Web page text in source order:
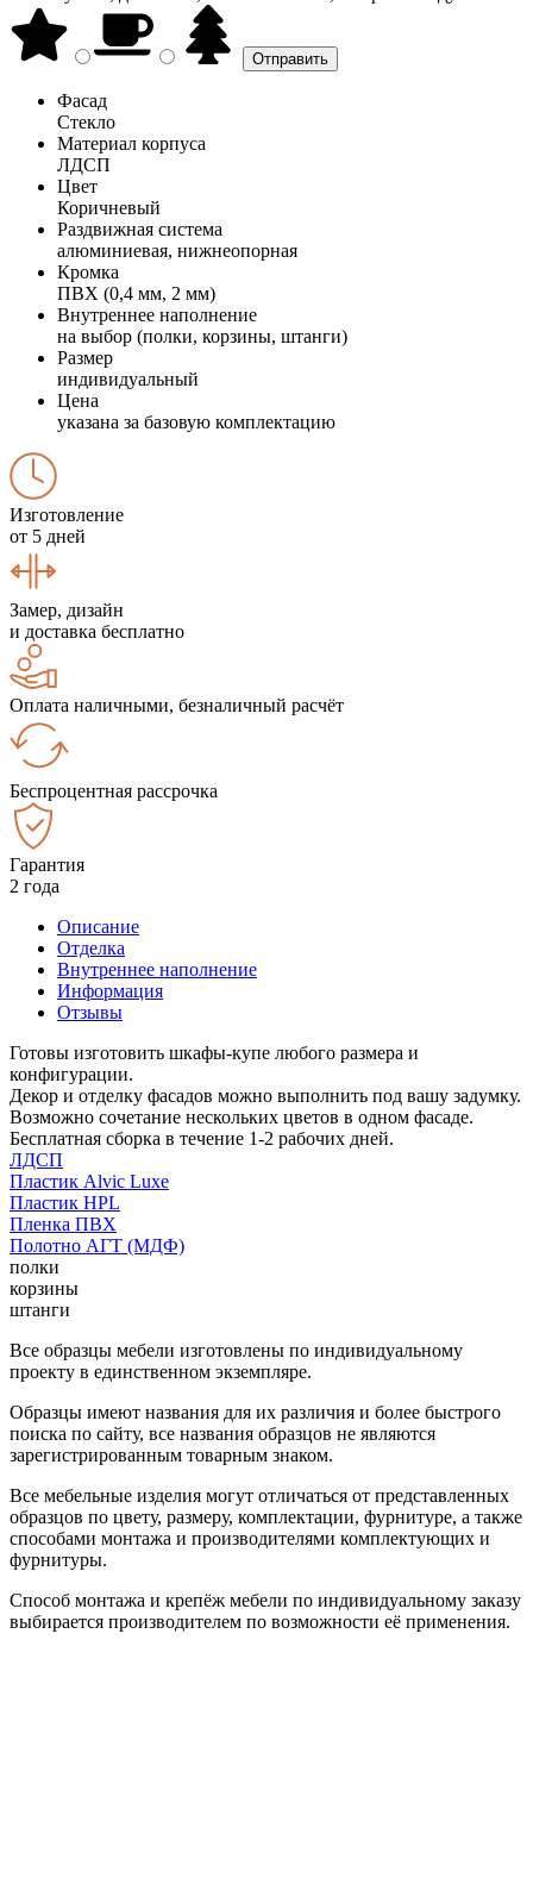
Фасад
Стекло
Материал корпуса
ЛДСП
Цвет
Коричневый
Раздвижная система
алюминиевая, нижнеопорная
Кромка
ПВХ (0,4 мм, 2 мм)
Внутреннее наполнение
на выбор (полки, корзины, штанги)
Размер
индивидуальный
Цена
указана за базовую комплектацию
Изготовление
от 5 дней
Замер, дизайн
и доставка бесплатно
Оплата наличными, безналичный расчёт
Беспроцентная рассрочка
Гарантия
2 года
Описание
Отделка
Внутреннее наполнение
Информация
Отзывы
Готовы изготовить шкафы-купе любого размера и
конфигурации.
Декор и отделку фасадов можно выполнить под вашу задумку.
Возможно сочетание нескольких цветов в одном фасаде.
Бесплатная сборка в течение 1-2 рабочих дней.
ЛДСП
Пластик Alvic Luxe
Пластик HPL
Пленка ПВХ
Полотно АГТ (МДФ)
полки
корзины
штанги
Все образцы мебели изготовлены по индивидуальному
проекту в единственном экземпляре.
Образцы имеют названия для их различия и более быстрого
поиска по сайту, все названия образцов не являются
зарегистрированным товарным знаком.
Все мебельные изделия могут отличаться от представленных
образцов по цвету, размеру, комплектации, фурнитуре, а также
способами монтажа и производителями комплектующих и
фурнитуры.
Способ монтажа и крепёж мебели по индивидуальному заказу
выбирается производителем по возможности её применения.